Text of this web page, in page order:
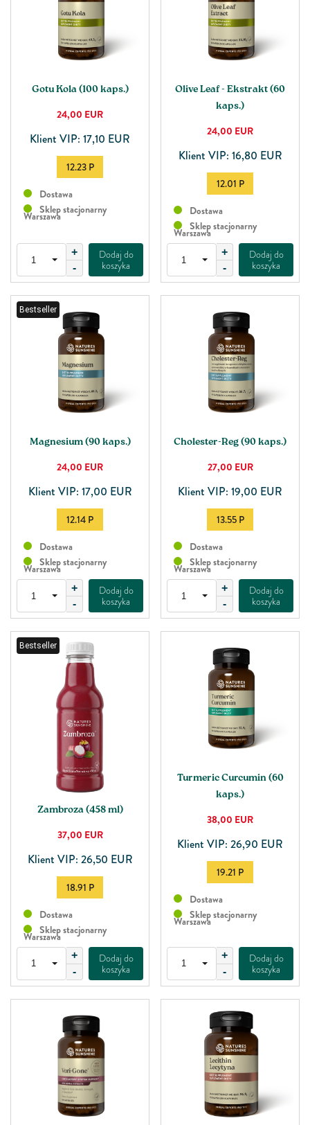
Gotu Kola (100 kaps.)
24,00 EUR
Klient VIP: 17,10 EUR
12.23 P
Dostawa
Sklep stacjonarny
Warszawa
+
-
Dodaj do
koszyka
Olive Leaf - Ekstrakt (60
kaps.)
24,00 EUR
Klient VIP: 16,80 EUR
12.01 P
Dostawa
Sklep stacjonarny
Warszawa
+
-
Dodaj do
koszyka
Bestseller
Magnesium (90 kaps.)
24,00 EUR
Klient VIP: 17,00 EUR
12.14 P
Dostawa
Sklep stacjonarny
Warszawa
+
-
Dodaj do
koszyka
Cholester-Reg (90 kaps.)
27,00 EUR
Klient VIP: 19,00 EUR
13.55 P
Dostawa
Sklep stacjonarny
Warszawa
+
-
Dodaj do
koszyka
Bestseller
Zambroza (458 ml)
37,00 EUR
Klient VIP: 26,50 EUR
18.91 P
Dostawa
Sklep stacjonarny
Warszawa
+
-
Dodaj do
koszyka
Turmeric Curcumin (60
kaps.)
38,00 EUR
Klient VIP: 26,90 EUR
19.21 P
Dostawa
Sklep stacjonarny
Warszawa
+
-
Dodaj do
koszyka